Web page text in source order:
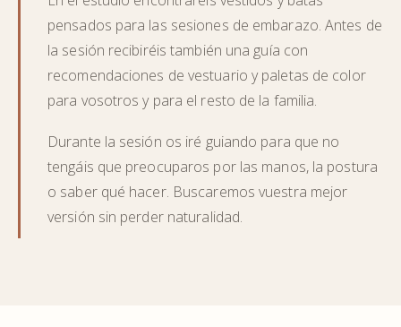
pensados para las sesiones de embarazo. Antes de
la sesión recibiréis también una guía con
recomendaciones de vestuario y paletas de color
para vosotros y para el resto de la familia.
Durante la sesión os iré guiando para que no
tengáis que preocuparos por las manos, la postura
o saber qué hacer. Buscaremos vuestra mejor
versión sin perder naturalidad.